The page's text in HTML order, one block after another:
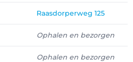
Raasdorperweg 125
Ophalen en bezorgen
Ophalen en bezorgen